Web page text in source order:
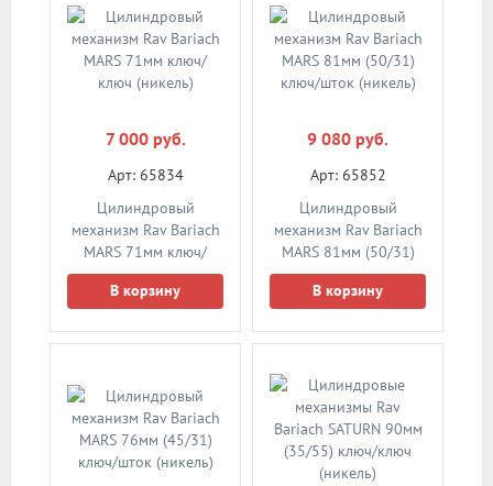
7 000 руб.
Арт: 65834
Цилиндровый
механизм Rav Bariach
MARS 71мм ключ/
ключ (никель)
В корзину
9 080 руб.
Арт: 65852
Цилиндровый
механизм Rav Bariach
MARS 81мм (50/31)
ключ/шток (никель)
В корзину